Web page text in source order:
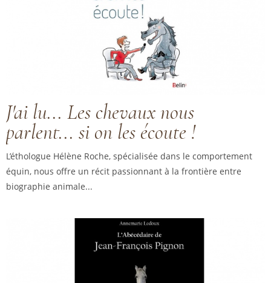
J'ai lu... Les chevaux nous
parlent... si on les écoute !
L’éthologue Hélène Roche, spécialisée dans le comportement
équin, nous offre un récit passionnant à la frontière entre
biographie animale...